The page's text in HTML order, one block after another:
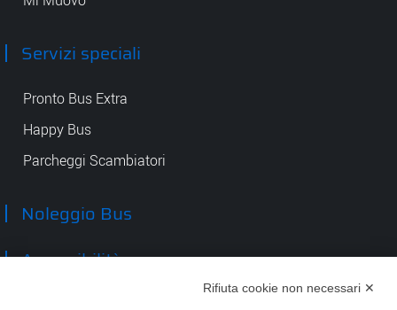
Servizi speciali
Pronto Bus Extra
Happy Bus
Parcheggi Scambiatori
Noleggio Bus
Accessibilità
Rifiuta cookie non necessari ✕